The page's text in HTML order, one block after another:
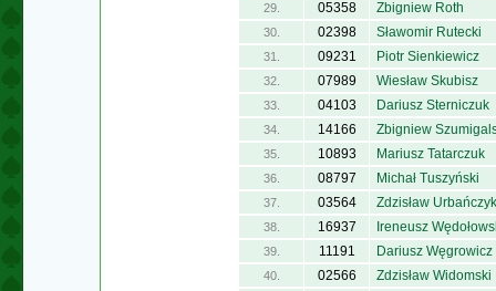
29. 05358 Zbigniew Roth
30. 02398 Sławomir Rutecki
31. 09231 Piotr Sienkiewicz
32. 07989 Wiesław Skubisz
33. 04103 Dariusz Sterniczuk
34. 14166 Zbigniew
35. 10893 Mariusz Tatarczuk
36. 08797 Michał Tuszyński
37. 03564 Zdzisław Urbańczyk
38. 16937 Ireneusz
39. 11191 Dariusz Węgrowicz
40. 02566 Zdzisław Widomski